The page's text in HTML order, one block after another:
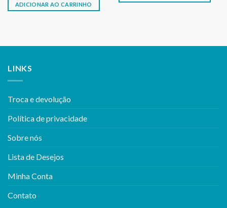
ADICIONAR AO CARRINHO
LINKS
Troca e devolução
Política de privacidade
Sobre nós
Lista de Desejos
Minha Conta
Contato